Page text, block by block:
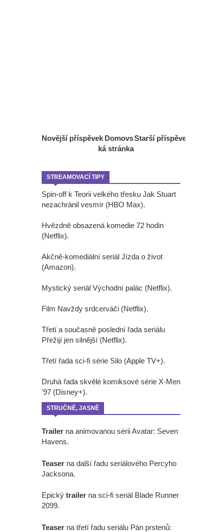
Novější příspěvek Starší příspěvek
Domovs
ká stránka
STREAMOVACÍ TIPY
Spin-off k Teorii velkého třesku Jak Stuart
nezachránil vesmír (HBO Max).
Hvězdně obsazená komedie 72 hodin
(Netflix).
Akčně-komediální seriál Jízda o život
(Amazon).
Mystický seriál Východní palác (Netflix).
Film Navždy srdcerváči (Netflix).
Třetí a současně poslední řada seriálu
Přežijí jen silnější (Netflix).
Třetí řada sci-fi série Silo (Apple TV+).
Druhá řada skvělé komiksové série X-Men
'97 (Disney+).
STRUČNĚ, JASNĚ
Trailer na animovanou sérii Avatar: Seven
Havens.
Teaser na další řadu seriálového Percyho
Jacksona.
Epický trailer na sci-fi seriál Blade Runner
2099.
Teaser na třetí řadu seriálu Pán prstenů: